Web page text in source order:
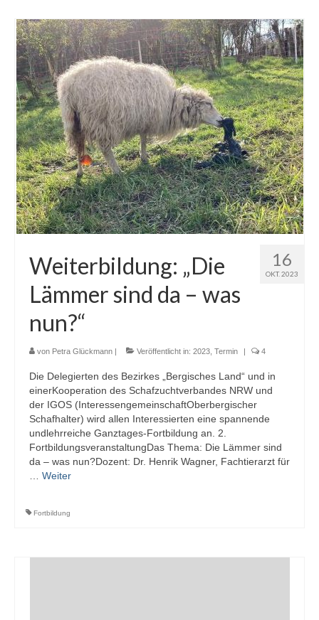
16
OKT. 2023
Weiterbildung: „Die
Lämmer sind da – was
nun?“
von Petra Glückmann | Veröffentlicht in: 2023 Termin | 4
Die Delegierten des Bezirkes „Bergisches Land“ und in
einerKooperation des Schafzuchtverbandes NRW und
der IGOS (InteressengemeinschaftOberbergischer
Schafhalter) wird allen Interessierten eine spannende
undlehrreiche Ganztages-Fortbildung an. 2.
FortbildungsveranstaltungDas Thema: Die Lämmer sind
da – was nun?Dozent: Dr. Henrik Wagner, Fachtierarzt für
Weiter
Fortbildung